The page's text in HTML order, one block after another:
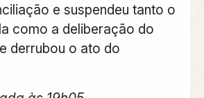
e suspendeu tanto o
como a deliberação do
derrubou o ato do